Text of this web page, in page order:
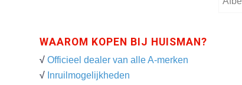
WAAROM KOPEN BIJ HUISMAN?
√ Officieel dealer van alle A-merken
√ Inruilmogelijkheden